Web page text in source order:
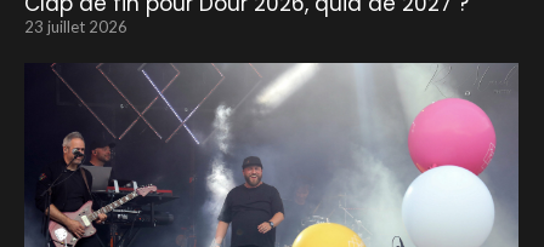
23 juillet 2026